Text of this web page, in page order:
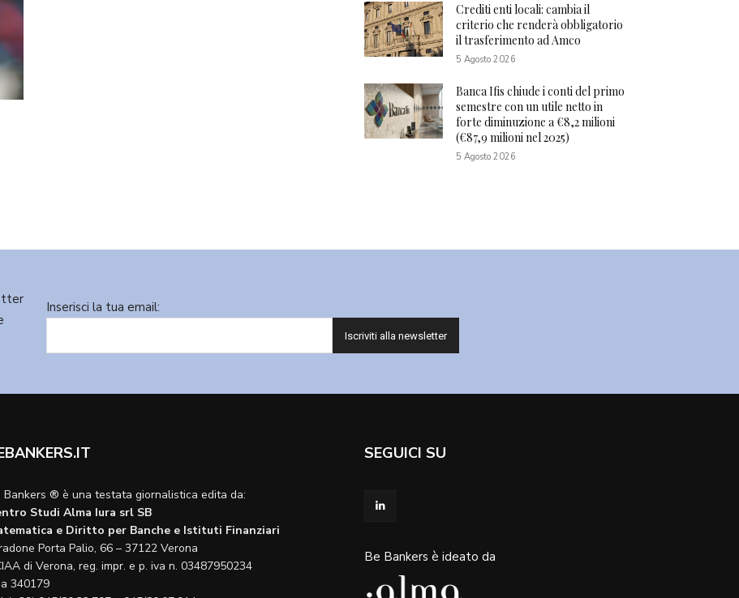
Crediti enti locali: cambia il
criterio che renderà obbligatorio
il trasferimento ad Amco
5 Agosto 2026
Banca Ifis chiude i conti del primo
semestre con un utile netto in
forte diminuzione a €8,2 milioni
(€87,9 milioni nel 2025)
5 Agosto 2026
Inserisci la tua email:
Bankers ® è una testata giornalistica edita da:
Studi Alma Iura srl SB
e Diritto per Banche e Istituti Finanziari
Porta Palio, 66 – 37122 Verona
di Verona, reg. impr. e p. iva n. 03487950234
340179
SEGUICI SU
Be Bankers è ideato da